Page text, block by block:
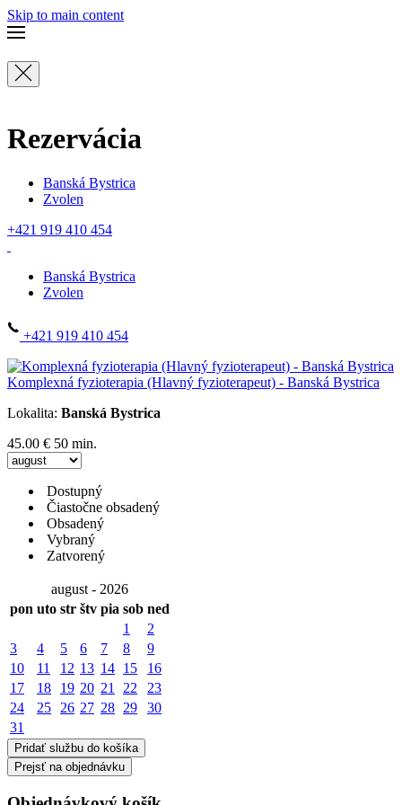
Skip to main content
Rezervácia
Banská Bystrica
Zvolen
+421 919 410 454
Banská Bystrica
Zvolen
+421 919 410 454
Komplexná fyzioterapia (Hlavný fyzioterapeut) - Banská Bystrica
Lokalita: Banská Bystrica
45.00 € 50 min.
Dostupný
Čiastočne obsadený
Obsadený
Vybraný
Zatvorený
august - 2026
pon uto str štv pia sob ned
1
2
3
4 5 6 7 8
9
10
11 12 13 14 15
16
17
18 19 20 21 22
23
24
25 26 27 28 29
30
31
Pridať službu do košíka
Prejsť na objednávku